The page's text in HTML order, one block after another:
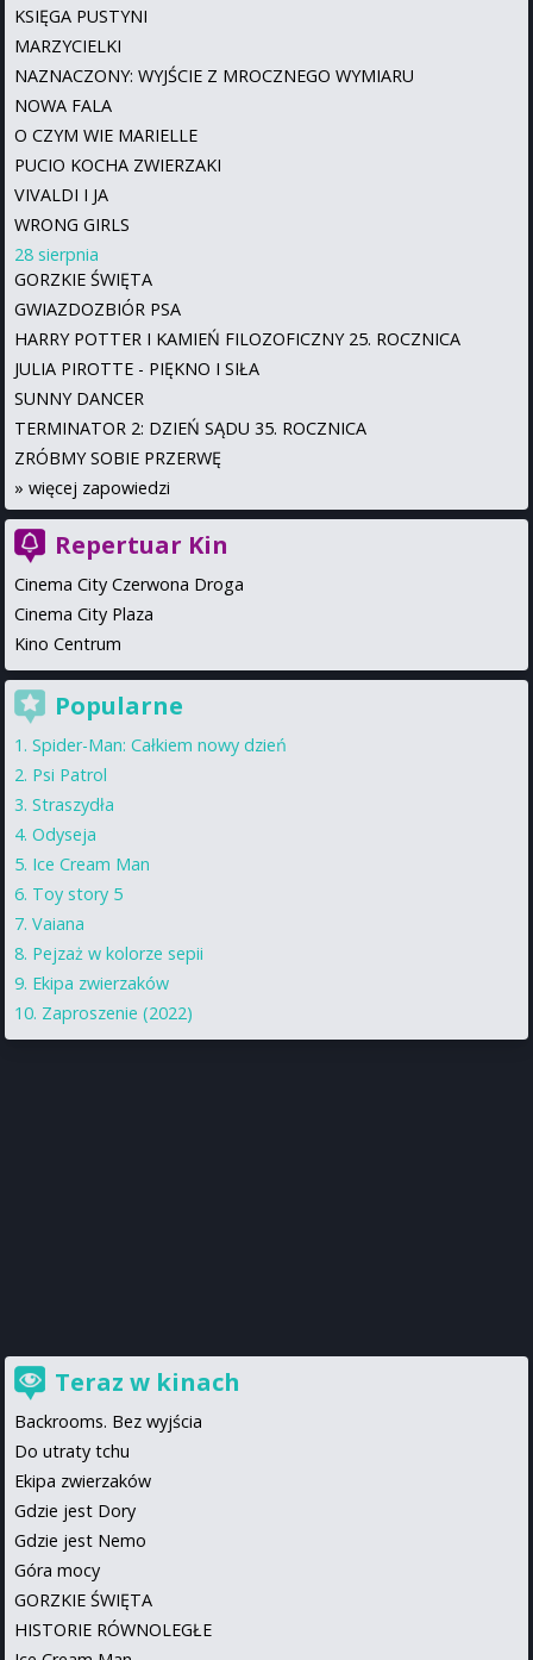
KSIĘGA PUSTYNI
MARZYCIELKI
NAZNACZONY: WYJŚCIE Z MROCZNEGO WYMIARU
NOWA FALA
O CZYM WIE MARIELLE
PUCIO KOCHA ZWIERZAKI
VIVALDI I JA
WRONG GIRLS
28 sierpnia
GORZKIE ŚWIĘTA
GWIAZDOZBIÓR PSA
HARRY POTTER I KAMIEŃ FILOZOFICZNY 25. ROCZNICA
JULIA PIROTTE - PIĘKNO I SIŁA
SUNNY DANCER
TERMINATOR 2: DZIEŃ SĄDU 35. ROCZNICA
ZRÓBMY SOBIE PRZERWĘ
» więcej zapowiedzi
Repertuar Kin
Cinema City Czerwona Droga
Cinema City Plaza
Kino Centrum
Popularne
Spider-Man: Całkiem nowy dzień
Psi Patrol
Straszydła
Odyseja
Ice Cream Man
Toy story 5
Vaiana
Pejzaż w kolorze sepii
Ekipa zwierzaków
Zaproszenie (2022)
Teraz w kinach
Backrooms. Bez wyjścia
Do utraty tchu
Ekipa zwierzaków
Gdzie jest Dory
Gdzie jest Nemo
Góra mocy
GORZKIE ŚWIĘTA
HISTORIE RÓWNOLEGŁE